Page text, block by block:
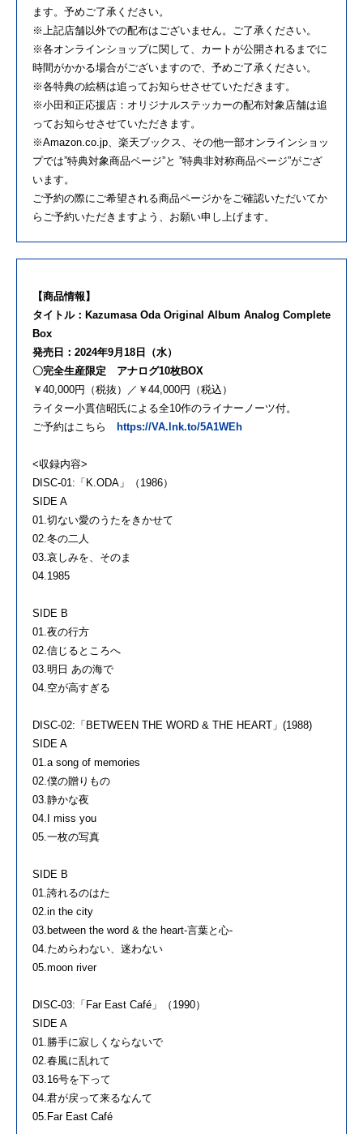
ます。予めご了承ください。
※上記店舗以外での配布はございません。ご了承ください。
※各オンラインショップに関して、カートが公開されるまでに
時間がかかる場合がございますので、予めご了承ください。
※各特典の絵柄は追ってお知らせさせていただきます。
※小田和正応援店：オリジナルステッカーの配布対象店舗は追
ってお知らせさせていただきます。
※Amazon.co.jp、楽天ブックス、その他一部オンラインショッ
プでは”特典対象商品ページ”と ”特典非対称商品ページ”がござ
います。
ご予約の際にご希望される商品ページかをご確認いただいてか
らご予約いただきますよう、お願い申し上げます。
【商品情報】
タイトル：Kazumasa Oda Original Album Analog Complete
Box
発売日：2024年9月18日（水）
〇完全生産限定 アナログ10枚BOX
￥40,000円（税抜）／￥44,000円（税込）
ライター小貫信昭氏による全10作のライナーノーツ付。
ご予約はこちら https://VA.lnk.to/5A1WEh
<収録内容>
DISC-01:「K.ODA」（1986）
SIDE A
01.切ない愛のうたをきかせて
02.冬の二人
03.哀しみを、そのまゝ
04.1985
SIDE B
01.夜の行方
02.信じるところへ
03.明日 あの海で
04.空が高すぎる
DISC-02:「BETWEEN THE WORD & THE HEART」(1988)
SIDE A
01.a song of memories
02.僕の贈りもの
03.静かな夜
04.I miss you
05.一枚の写真
SIDE B
01.誇れるのはたゞ
02.in the city
03.between the word & the heart-言葉と心-
04.ためらわない、迷わない
05.moon river
DISC-03:「Far East Café」（1990）
SIDE A
01.勝手に寂しくならないで
02.春風に乱れて
03.16号を下って
04.君が戻って来るなんて
05.Far East Café